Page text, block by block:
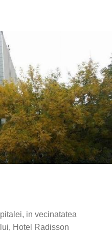
in vecinatatea
Hotel Radisson